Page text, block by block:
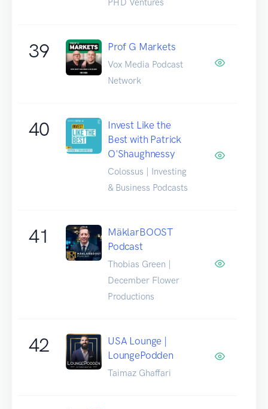
PHD Ventures
39 Prof G Markets
Vox Media Podcast
Network
40
Invest Like the
Best with Patrick
O'Shaughnessy
Colossus | Investing
& Business Podcasts
41
MäklarBOOST
Podcast
Thobias Green |
December Flower
Productions
42
USA Lounge |
LoungePodden
Taimaz Ghaffari